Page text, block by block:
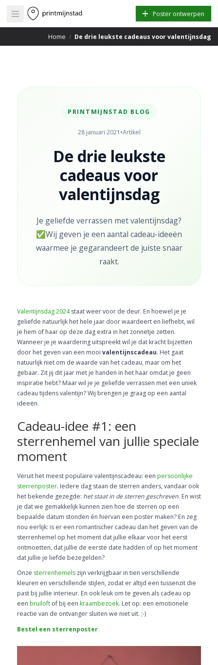
Open main menu Poster ontwerpen
Home / De drie leukste cadeaus voor valentijnsdag
PRINTMIJNSTAD BLOG
28 januari 2021 •Artikel
De drie leukste
cadeaus voor
valentijnsdag
Je geliefde verrassen met valentijnsdag?
✅Wij geven je een aantal cadeau-ideeën
waarmee je gegarandeert de juiste snaar
raakt.
Valentijnsdag 2024staat weer voor de deur. En hoewel je je
geliefde natuurlijk het hele jaar door waardeert en liefhebt, wil
je hem of haar op deze dag extra in het zonnetje zetten.
Wanneer je je waardering uitspreekt wil je dat kracht bijzetten
door het geven van een mooi valentijnscadeau. Het gaat
natuurlijk niet om de waarde van het cadeau, maar om het
gebaar. Zit jij dit jaar met je handen in het haar omdat je geen
inspiratie hebt? Maar wil je je geliefde verrassen met een uniek
cadeau tijdens valentijn? Wij brengen je graag op een aantal
ideeën.
Cadeau-idee #1: een
sterrenhemel van jullie speciale
moment
Veruit het meest populaire valentijnscadeau: een persoonlijke
sterrenposter. Iedere dag staan de sterren anders, vandaar ook
het bekende gezegde: het staat in de sterren geschreven. En wist
je dat we gemakkelijk kunnen zien hoe de sterren op een
bepaalde datum stonden én hiervan een poster maken? En zeg
nou eerlijk: is er een romantischer cadeau dan het geven van de
sterrenhemel op het moment dat jullie elkaar voor het eerst
ontmoetten, dat jullie de eerste date hadden of op het moment
dat jullie je liefde bezegelden?
Onze sterrenhemels zijn verkrijgbaar in tien verschillende
kleuren en verschillende stijlen, zodat er altijd een tussenzit die
past bij jullie interieur. En ook leuk om te geven als cadeau op
een bruiloft of bij een kraambezoek. Let op: een emotionele
reactie van de ontvanger sluiten we niet uit. ;-)
Bestel een sterrenposter